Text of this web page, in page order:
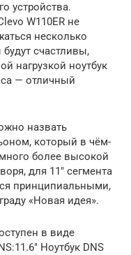
устройства.
W110ER не
несколько
счастливы,
нагрузкой ноутбук
— отличный
назвать
который в чём-
более высокой
для 11″ сегмента
принципиальными,
«Новая идея».
в виде
Ноутбук DNS